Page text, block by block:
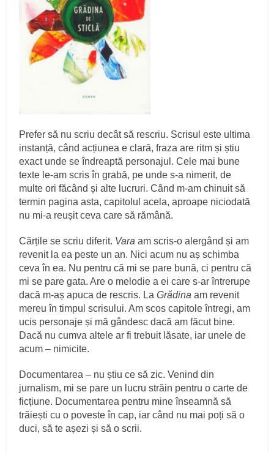
Prefer să nu scriu decât să rescriu. Scrisul este ultima
instanță, când acțiunea e clară, fraza are ritm și știu
exact unde se îndreaptă personajul. Cele mai bune
texte le-am scris în grabă, pe unde s-a nimerit, de
multe ori făcând și alte lucruri. Când m-am chinuit să
termin pagina asta, capitolul acela, aproape niciodată
nu mi-a reușit ceva care să rămână.
Cărțile se scriu diferit. Vara am scris-o alergând și am
revenit la ea peste un an. Nici acum nu aș schimba
ceva în ea. Nu pentru că mi se pare bună, ci pentru că
mi se pare gata. Are o melodie a ei care s-ar întrerupe
dacă m-aș apuca de rescris. LaGrădina am revenit
mereu în timpul scrisului. Am scos capitole întregi, am
ucis personaje și mă gândesc dacă am făcut bine.
Dacă nu cumva altele ar fi trebuit lăsate, iar unele de
acum – nimicite.
Documentarea – nu știu ce să zic. Venind din
jurnalism, mi se pare un lucru străin pentru o carte de
ficțiune. Documentarea pentru mine înseamnă să
trăiești cu o poveste în cap, iar când nu mai poți să o
duci, să te așezi și să o scrii.